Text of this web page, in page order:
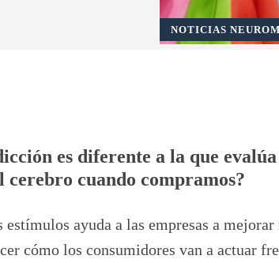
NOTICIAS
es diferente a la que
cuando compramos?
ayuda a las empresas a mejorar
cómo los consumidores van a actuar